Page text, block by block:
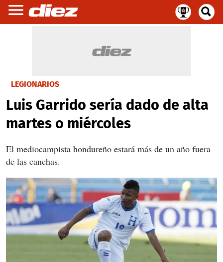
LEGIONARIOS
Luis Garrido sería dado de alta
martes o miércoles
El mediocampista hondureño estará más de un año fuera
de las canchas.